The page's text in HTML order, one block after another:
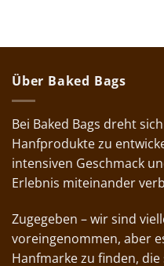
Über Baked Bags
Bei Baked Bags dreht
Hanfprodukte zu
intensiven Geschmack
Erlebnis miteinander
Zugegeben – wir sind
voreingenommen, aber
Hanfmarke zu finden,